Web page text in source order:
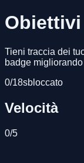
Obiettivi
Tieni traccia dei
badge
0/18sbloccato
Velocità
0/5